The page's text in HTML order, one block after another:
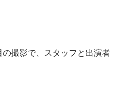
の撮影で、スタッフと出演者